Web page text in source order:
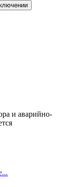
и аварийно-